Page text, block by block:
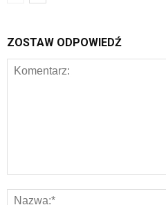
ZOSTAW ODPOWIEDŹ